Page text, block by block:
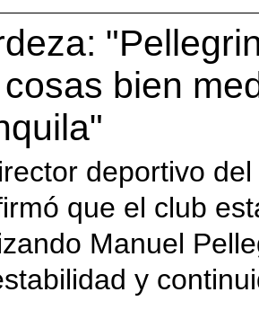
cosas bien
deportivo
que el club
Manuel
y